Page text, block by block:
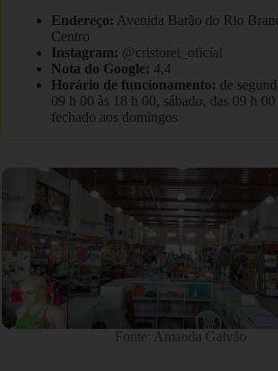
Endereço: Avenida Barão do Rio
Centro
Instagram: @cristorei_oficial
Nota do Google: 4,4
Horário de funcionamento: de
09 h 00 às 18 h 00, sábado, das 09 h
fechado aos domingos
Fonte: Amanda Galvão